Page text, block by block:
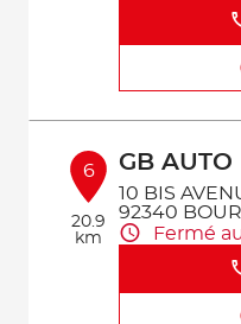
6
20.9
km
GB AUTO
10 BIS
92340
Fermé